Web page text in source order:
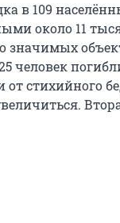
в 109
около 11
значимых
человек
стихийного